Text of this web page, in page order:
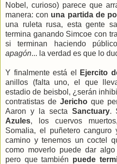
Nobel, curioso) parece que
manera: con una partida de
una ruleta rusa, esta gente
termina ganando Simcoe con
si terminan haciendo
apagón... la verdad es que lo
Y finalmente está el Ejercito
anillos (falta uno, el que
estadio de beisbol, ¿serán
contratistas de Jericho que
Aaron y la secta Sanctuary.
Azules, los cuervos
Somalia, el puñetero
camino y tenemos un coctel
como moverlo puede dar
pero que también puede